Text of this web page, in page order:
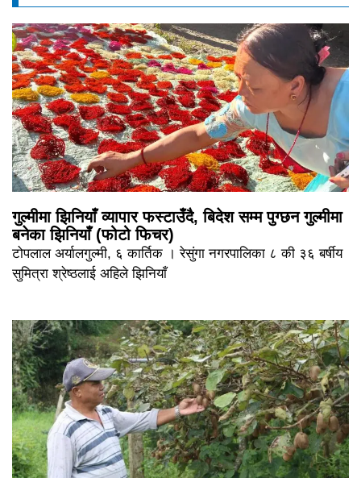
गुल्मीमा झिनियाँ व्यापार फस्टाउँदै, बिदेश सम्म पुग्छन गुल्मीमा
बनेका झिनियाँ (फोटो फिचर)
टोपलाल अर्यालगुल्मी, ६ कार्तिक । रेसुंगा नगरपालिका ८ की ३६ बर्षीय
सुमित्रा श्रेष्ठलाई अहिले झिनियाँ